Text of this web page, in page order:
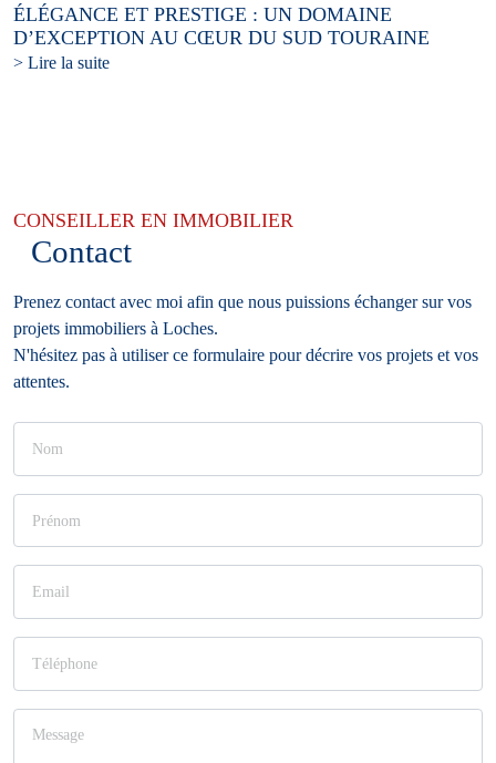
ÉLÉGANCE ET PRESTIGE : UN DOMAINE
D’EXCEPTION AU CŒUR DU SUD TOURAINE
> Lire la suite
CONSEILLER EN IMMOBILIER
Contact
Prenez contact avec moi afin que nous puissions échanger sur vos
projets immobiliers à Loches.
N'hésitez pas à utiliser ce formulaire pour décrire vos projets et vos
attentes.